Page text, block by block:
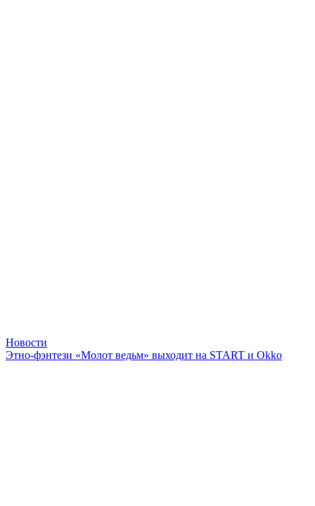
Новости
Этно-фэнтези «Молот ведьм» выходит на START и Okko